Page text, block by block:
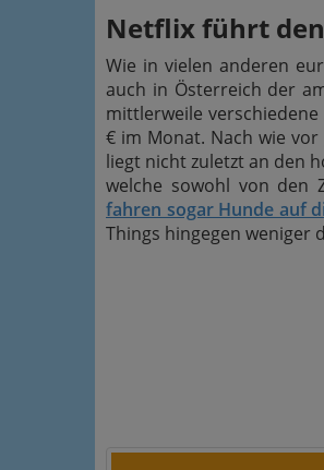
Netflix führt
Wie in vielen anderen
auch in Österreich der
mittlerweile
€ im Monat. Nach wie
liegt nicht zuletzt an den
welche sowohl von den
fahren sogar Hunde auf
Things hingegen weniger